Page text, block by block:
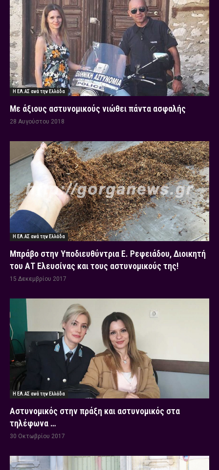
Η ΕΛ.ΑΣ ανά την Ελλάδα
Με άξιους αστυνομικούς νιώθει πάντα ασφαλής
28 Αυγούστου 2018
Η ΕΛ.ΑΣ ανά την Ελλάδα
Μπράβο στην Υποδιευθύντρια Ε. Ρεφειάδου, Διοικητή
του ΑΤ Ελευσίνας και τους αστυνομικούς της!
15 Δεκεμβρίου 2017
Η ΕΛ.ΑΣ ανά την Ελλάδα
Αστυνομικός στην πράξη και αστυνομικός στα
τηλέφωνα …
30 Οκτωβρίου 2017